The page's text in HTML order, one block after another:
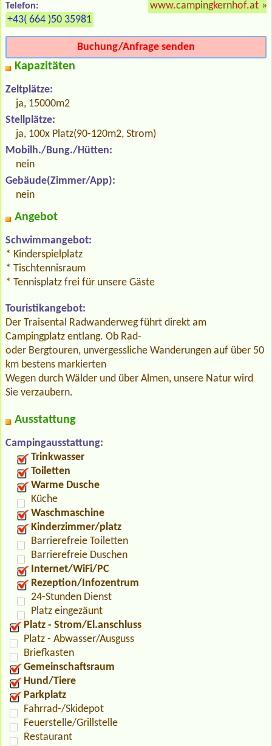
Telefon:
+43( 664 )50 35981
www.campingkernhof.at »
Buchung/Anfrage senden
Kapazitäten
Zeltplätze:
ja, 15000m2
Stellplätze:
ja, 100x Platz(90-120m2, Strom)
Mobilh./Bung./Hütten:
nein
Gebäude(Zimmer/App):
nein
Angebot
Schwimmangebot:
* Kinderspielplatz
* Tischtennisraum
* Tennisplatz frei für unsere Gäste
Touristikangebot:
Der Traisental Radwanderweg führt direkt am
Campingplatz entlang. Ob Rad-
oder Bergtouren, unvergessliche Wanderungen auf über 50
km bestens markierten
Wegen durch Wälder und über Almen, unsere Natur wird
Sie verzaubern.
Ausstattung
Campingausstattung:
Trinkwasser
Toiletten
Warme Dusche
Küche
Waschmaschine
Kinderzimmer/platz
Barrierefreie Toiletten
Barrierefreie Duschen
Internet/WiFi/PC
Rezeption/Infozentrum
24-Stunden Dienst
Platz eingezäunt
Platz - Strom/El.anschluss
Platz - Abwasser/Ausguss
Briefkasten
Gemeinschaftsraum
Hund/Tiere
Parkplatz
Fahrrad-/Skidepot
Feuerstelle/Grillstelle
Restaurant